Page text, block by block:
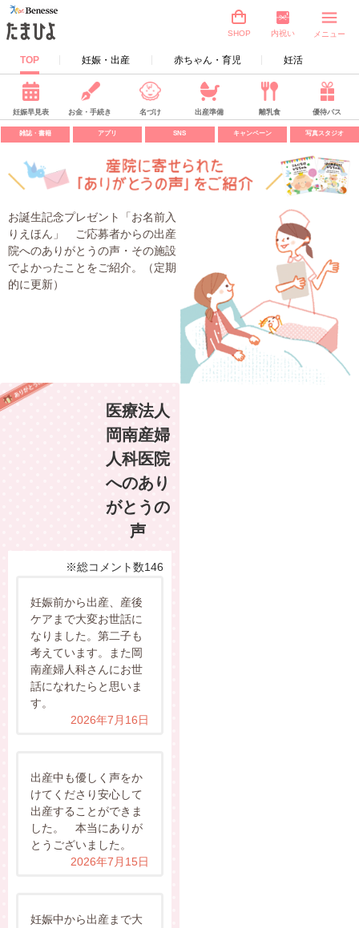
TOP 妊娠・出産 赤ちゃん・育児 妊活
SHOP 内祝い メニュー
妊娠早見表 お金・手続き 名づけ 出産準備 離乳食 優待パス
雑誌・書籍 アプリ SNS キャンペーン 写真スタジオ
お誕生記念プレゼント「お名前入
りえほん」 ご応募者からの出産
院へのありがとうの声・その施設
でよかったことをご紹介。（定期
的に更新）
医療法人
岡南産婦
人科医院
へのあり
がとうの
声
※総コメント数146
妊娠前から出産、産後
ケアまで大変お世話に
なりました。第二子も
考えています。また岡
南産婦人科さんにお世
話になれたらと思いま
す。
2026年7月16日
出産中も優しく声をか
けてくださり安心して
出産することができま
した。 本当にありが
とうございました。
2026年7月15日
妊娠中から出産まで大